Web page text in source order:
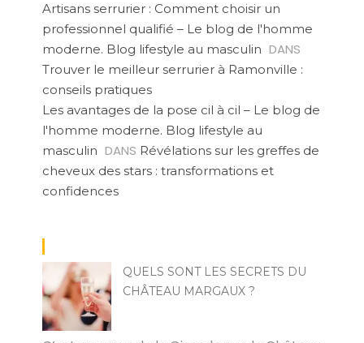
Artisans serrurier : Comment choisir un
professionnel qualifié – Le blog de l'homme
moderne. Blog lifestyle au masculin DANS
Trouver le meilleur serrurier à Ramonville :
conseils pratiques
Les avantages de la pose cil à cil – Le blog de
l'homme moderne. Blog lifestyle au
masculin DANS Révélations sur les greffes de
cheveux des stars : transformations et
confidences
QUELS SONT LES SECRETS DU
CHÂTEAU MARGAUX ?